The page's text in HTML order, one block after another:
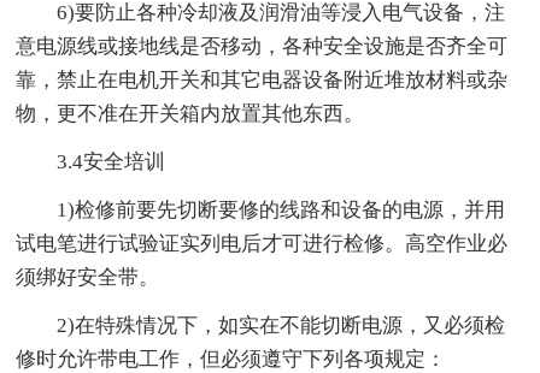
6)要防止各种冷却液及润滑油等浸入电气设备，注
意电源线或接地线是否移动，各种安全设施是否齐全可
靠，禁止在电机开关和其它电器设备附近堆放材料或杂
物，更不准在开关箱内放置其他东西。
3.4安全培训
1)检修前要先切断要修的线路和设备的电源，并用
试电笔进行试验证实列电后才可进行检修。高空作业必
须绑好安全带。
2)在特殊情况下，如实在不能切断电源，又必须检
修时允许带电工作，但必须遵守下列各项规定：